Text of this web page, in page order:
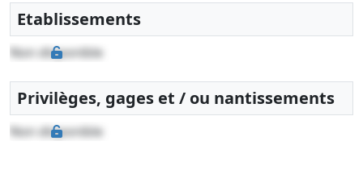
Etablissements
Non disponible
Privilèges, gages et / ou nantissements
Non disponible